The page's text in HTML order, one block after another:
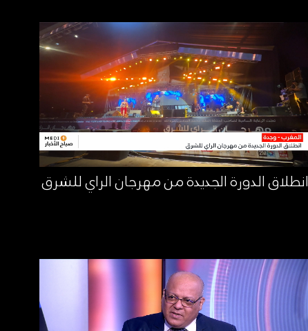
انطلاق الدورة الجديدة من مهرجان الراي للشرق